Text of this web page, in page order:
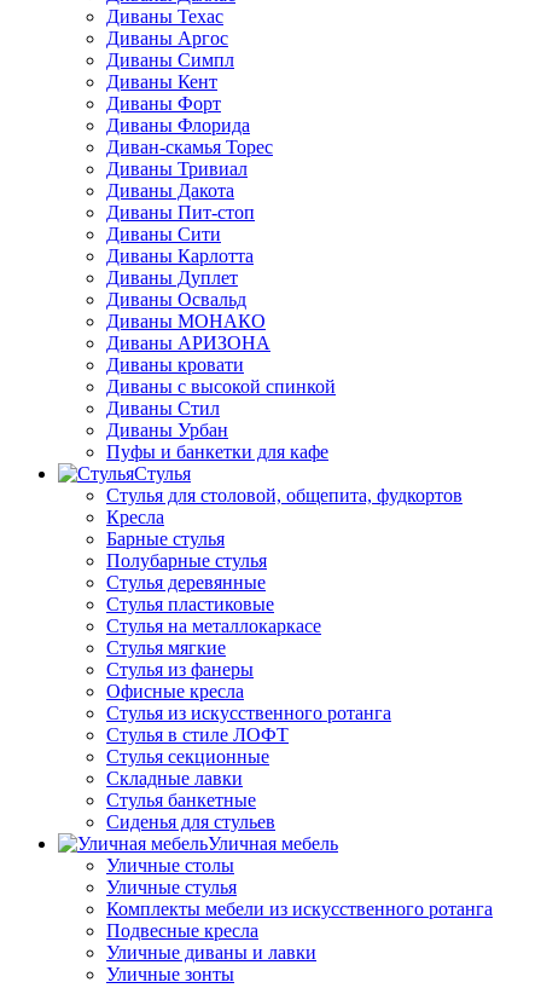
Диваны Техас
Диваны Аргос
Диваны Симпл
Диваны Кент
Диваны Форт
Диваны Флорида
Диван-скамья Торес
Диваны Тривиал
Диваны Дакота
Диваны Пит-стоп
Диваны Сити
Диваны Карлотта
Диваны Дуплет
Диваны Освальд
Диваны МОНАКО
Диваны АРИЗОНА
Диваны кровати
Диваны с высокой спинкой
Диваны Стил
Диваны Урбан
Пуфы и банкетки для кафе
Стулья
Стулья для столовой, общепита, фудкортов
Кресла
Барные стулья
Полубарные стулья
Стулья деревянные
Стулья пластиковые
Стулья на металлокаркасе
Стулья мягкие
Стулья из фанеры
Офисные кресла
Стулья из искусственного ротанга
Стулья в стиле ЛОФТ
Стулья секционные
Складные лавки
Стулья банкетные
Сиденья для стульев
Уличная мебель
Уличные столы
Уличные стулья
Комплекты мебели из искусственного ротанга
Подвесные кресла
Уличные диваны и лавки
Уличные зонты